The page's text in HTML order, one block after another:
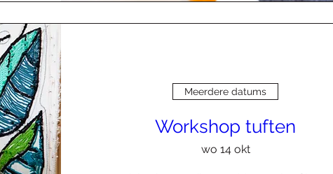
Meerdere datums
Workshop tuften
wo 14 okt